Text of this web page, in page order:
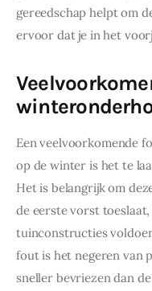
gereedschap helpt om
ervoor dat je in het
Een veelvoorkomende
op de winter is het te
Het is belangrijk om
de eerste vorst
tuinconstructies
fout is het negeren van
sneller bevriezen dan